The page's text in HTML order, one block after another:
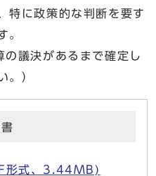
特に政策的な判断を要す
。
の議決があるまで確定し
。）
形式、3.44MB)